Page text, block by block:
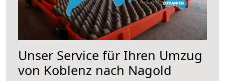
Unser Service für Ihren Umzug
von Koblenz nach Nagold